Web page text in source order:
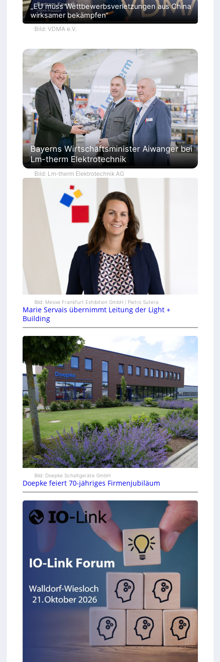
„EU muss Wettbewerbsverletzungen aus China
wirksamer bekämpfen“
Bild: VDMA e.V.
Bayerns Wirtschaftsminister Aiwanger bei
Lm-therm Elektrotechnik
Bild: Lm-therm Elektrotechnik AG
Bild: Messe Frankfurt Exhibition GmbH / Pietro Sutera
Marie Servais übernimmt Leitung der Light +
Building
Bild: Doepke Schaltgeräte GmbH
Doepke feiert 70-jähriges Firmenjubiläum